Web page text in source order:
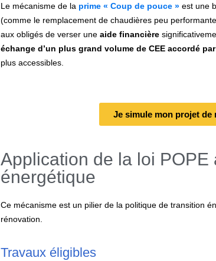
Le mécanisme de la prime « Coup de pouce »est une
(comme le remplacement de chaudières peu
aux obligés de verser une aide financière
échange d’un plus grand volume de CEE accordé par
plus accessibles.
Je simule mon projet de
Application de la loi POPE
énergétique
Ce mécanisme est un pilier de la politique de transition
rénovation.
Travaux éligibles